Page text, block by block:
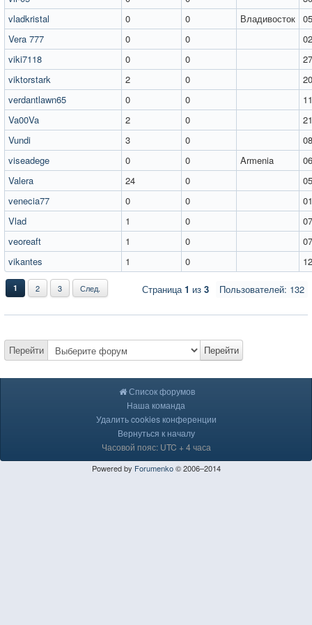
vladkristal
0 0 Владивосток
Vera 777
0 0
viki7118
0 0
viktorstark
2 0
verdantlawn65
0 0
Va00Va
2 0
Vundi
3 0
viseadege
0 0 Armenia
Valera
24 0
venecia77
0 0
Vlad
1 0
veoreaft
1 0
vikantes
1 0
Пользователей: 132
1 2 3 След. Страница1 из 3
Перейти Перейти
Список форумов
Наша команда
Удалить cookies конференции
Вернуться к началу
Часовой пояс: UTC + 4 часа
Powered by Forumenko© 2006–2014